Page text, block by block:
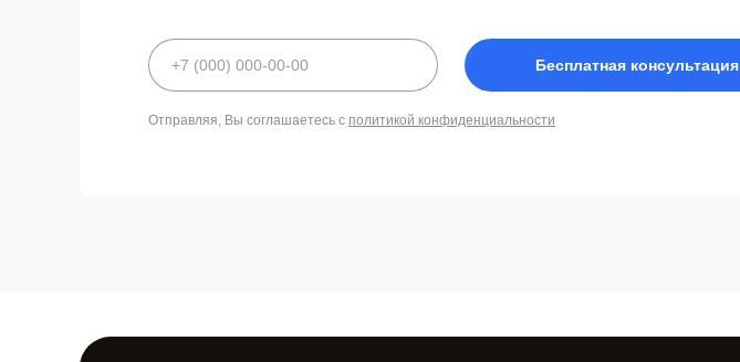
Бесплатная консультация
Отправляя, Вы соглашаетесь с политикой конфиденциальности